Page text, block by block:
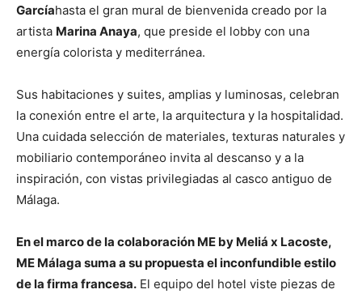
Garcíahasta el gran mural de bienvenida creado por la
artista Marina Anaya, que preside el lobby con una
energía colorista y mediterránea.
Sus habitaciones y suites, amplias y luminosas, celebran
la conexión entre el arte, la arquitectura y la hospitalidad.
Una cuidada selección de materiales, texturas naturales y
mobiliario contemporáneo invita al descanso y a la
inspiración, con vistas privilegiadas al casco antiguo de
Málaga.
En el marco de la colaboración ME by Meliá x Lacoste,
ME Málaga suma a su propuesta el inconfundible estilo
de la firma francesa. El equipo del hotel viste piezas de